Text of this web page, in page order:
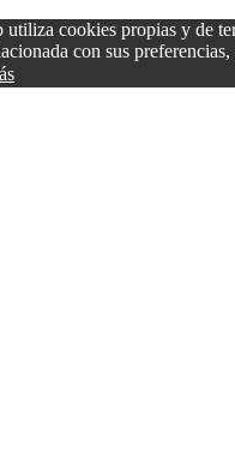
utiliza cookies propias y de
con sus